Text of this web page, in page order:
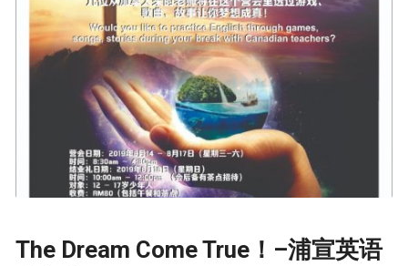
The Dream Come True！–浦宣英语